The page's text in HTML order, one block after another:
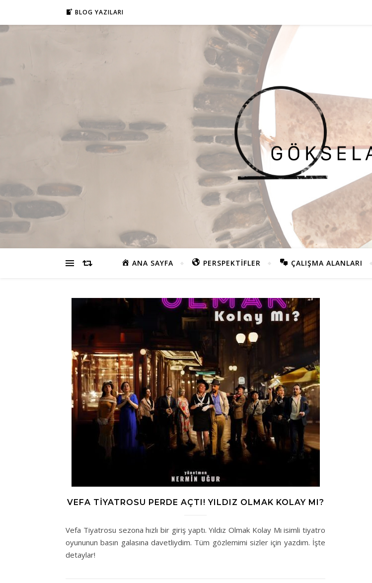
BLOG YAZILARI
ANA SAYFA PERSPEKTIFLER ÇALIŞMA ALANLARI
VEFA TIYATROSU PERDE AÇTI! YILDIZ OLMAK KOLAY MI?
Vefa Tiyatrosu sezona hızlı bir giriş yaptı. Yıldız Olmak Kolay Mı isimli tiyatro
oyununun basın galasına davetliydim. Tüm gözlemimi sizler için yazdım. İşte
detaylar!